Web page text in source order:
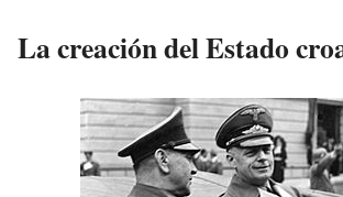
La creación del Estado